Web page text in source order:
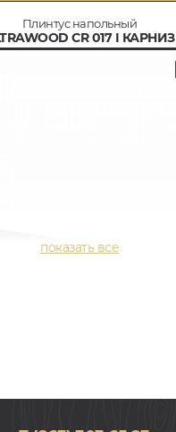
Плинтус напольный
CR 017 I КАРНИЗ